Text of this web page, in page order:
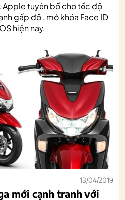
Apple tuyên bố cho tốc độ
gấp đôi, mở khóa Face ID
hiện nay.
18/04/2019
mới cạnh tranh với